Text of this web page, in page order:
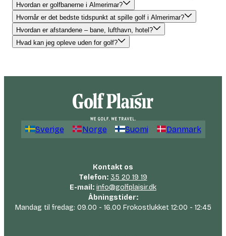
Hvordan er golfbanerne i Almerimar?
Hvornår er det bedste tidspunkt at spille golf i Almerimar?
Hvordan er afstandene – bane, lufthavn, hotel?
Hvad kan jeg opleve uden for golf?
Sverige Norge Suomi Danmark
Kontakt os
Telefon: 35 20 19 19
E-mail: info@golfplaisir.dk
Åbningstider:
Mandag til fredag: 09.00 - 16.00 Frokostlukket 12:00 - 12:45